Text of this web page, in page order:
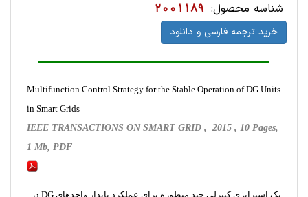
شناسه محصول: 2001189
خرید ترجمه فارسی و دانلود
Multifunction Control Strategy for the Stable Operation of DG Units
in Smart Grids
IEEE TRANSACTIONS ON SMART GRID , 2015 , 10 Pages,
1 Mb, PDF
یک استراتژی کنترلی چند منظوره برای عملکرد پایدار واحدهای DG در